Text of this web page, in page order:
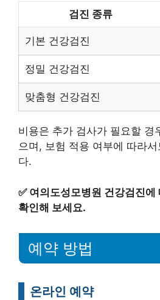
검진 종류
기본 건강검진
정밀 건강검진
맞춤형 건강검진
비용은 추가 검사가 필요할 경
으며, 보험 적용 여부에 따라
다.
✅ 여의도성모병원 건강검진에
확인해 보세요.
예약 방법
온라인 예약